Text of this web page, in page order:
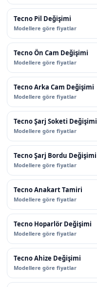
Tecno Pil Değişimi
Modellere göre fiyatlar
Tecno Ön Cam Değişimi
Modellere göre fiyatlar
Tecno Arka Cam Değişimi
Modellere göre fiyatlar
Tecno Şarj Soketi Değişimi
Modellere göre fiyatlar
Tecno Şarj Bordu Değişimi
Modellere göre fiyatlar
Tecno Anakart Tamiri
Modellere göre fiyatlar
Tecno Hoparlör Değişimi
Modellere göre fiyatlar
Tecno Ahize Değişimi
Modellere göre fiyatlar